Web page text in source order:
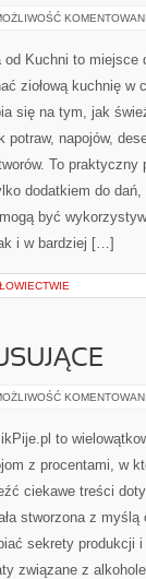
od Kuchni to
ziołową kuchnię w
się na tym, jak
potraw, napojów,
To praktyczny
dodatkiem do dań,
być
i w bardziej […]
to
z procentami, w
ciekawe treści
stworzona z
sekrety produkcji
związane z